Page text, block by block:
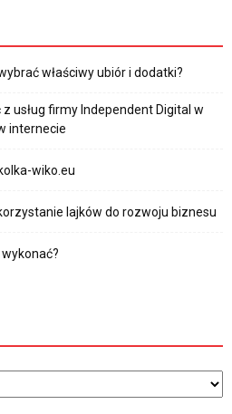
właściwy ubiór i dodatki?
usług firmy Independent Digital w
internecie
wiko.eu
lajków do rozwoju biznesu